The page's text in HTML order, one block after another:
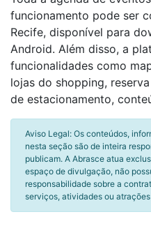
funcionamento pode ser
Recife, disponível para
Android. Além disso, a
funcionalidades como
lojas do shopping,
de estacionamento,
Aviso Legal: Os conteúdos,
nesta seção são de inteira
publicam. A Abrasce atua
espaço de divulgação, não
responsabilidade sobre a
serviços, atividades ou